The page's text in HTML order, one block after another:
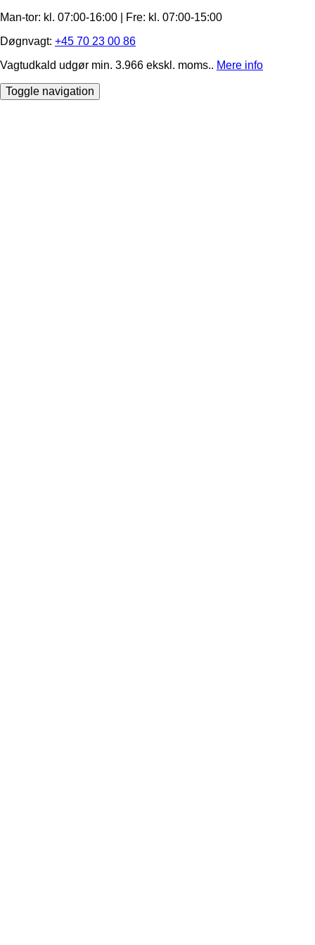
Man-tor: kl. 07:00-16:00 | Fre: ​kl. 07:00-15​:00
Døgnvagt: +45 70 23 00 86
Vagtudkald udgør min. 3.966 ekskl. moms.. Mere info
Toggle navigation